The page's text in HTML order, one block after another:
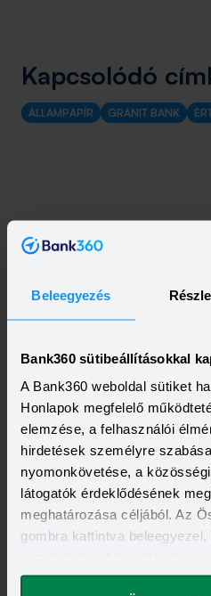
Beleegyezés
Bank360 sütibeállításokkal
A Bank360 weboldal sütiket
Honlapok megfelelő
elemzése, a felhasználói
hirdetések személyre
nyomonkövetése, a
látogatók érdeklődésének
meghatározása céljából. Az
gombra kattintva
megváltoztathatod.
Kapcsolódó
ÁLLAMPAPÍR GRÁNIT BANK
Kapcsolódó